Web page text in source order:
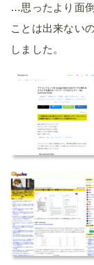
…思ったより面
ことは出来ない
しました。